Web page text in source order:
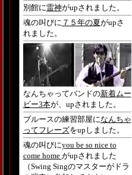
別館に雷神がupされました。
魂の叫びに ７５年の夏がupさ
れました。
なんちゃってバンドの新着ムー
ビー3本が、upされました。
ブルースの練習部屋になんちゃ
ってフレーズをupしました。
魂の叫びにyou be so nice to
come home がupされました
（Swing Singのマスターがドラ